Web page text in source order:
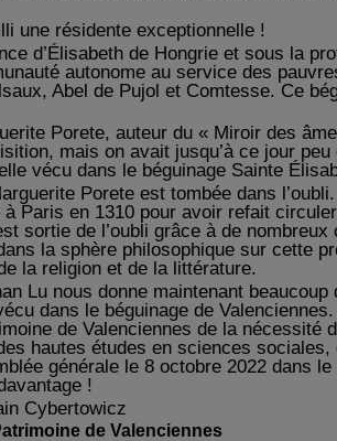
une résidente exceptionnelle !
d’Élisabeth de Hongrie et sous la
autonome au service des
Abel de Pujol et Comtesse.Ce
Porete, auteur du « Miroir des
mais on avait jusqu’à ce jour
vécu dans le béguinage Sainte
Porete est tombée dans
Paris en 1310 pour avoir refait
de l’oubli grâce à de nombreux
la sphère philosophique sur cette
la religion et de la littérature.
Lu nous donne maintenant beaucoup
dans le béguinage de
de Valenciennes de la nécessité
hautes études en sciences
générale le 8 octobre 2022 dans
!
Cybertowicz
de Valenciennes